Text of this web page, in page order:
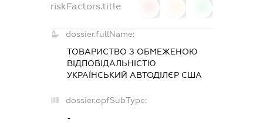
riskFactors.title
dossier.fullName:
ТОВАРИСТВО З ОБМЕЖЕНОЮ
ВІДПОВІДАЛЬНІСТЮ
УКРАЇНСЬКИЙ АВТОДІЛЄР США
dossier.opfSubType:
-